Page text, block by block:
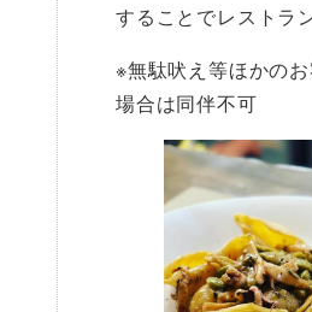
することでレストラ
※無駄吠え等ほかの
場合は同伴不可